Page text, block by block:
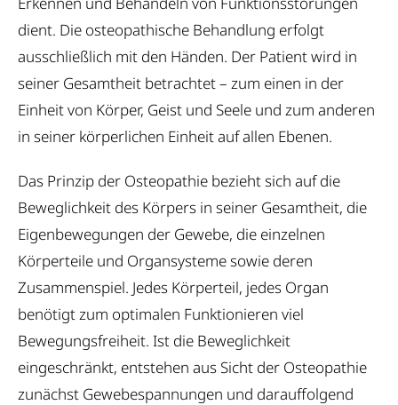
FAQ
Kontakt
dient. Die osteopathische Behandlung erfolgt
ausschließlich mit den Händen. Der Patient wird in
seiner Gesamtheit betrachtet – zum einen in der
Einheit von Körper, Geist und Seele und zum anderen
in seiner körperlichen Einheit auf allen Ebenen.
Das Prinzip der Osteopathie bezieht sich auf die
Beweglichkeit des Körpers in seiner Gesamtheit, die
Eigenbewegungen der Gewebe, die einzelnen
Körperteile und Organsysteme sowie deren
Zusammenspiel. Jedes Körperteil, jedes Organ
benötigt zum optimalen Funktionieren viel
Bewegungsfreiheit. Ist die Beweglichkeit
eingeschränkt, entstehen aus Sicht der Osteopathie
zunächst Gewebespannungen und darauffolgend